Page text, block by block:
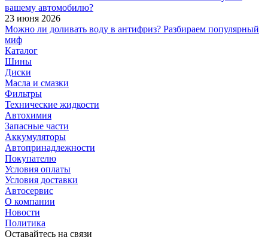
вашему автомобилю?
23 июня 2026
Можно ли доливать воду в антифриз? Разбираем популярный
миф
Каталог
Шины
Диски
Масла и смазки
Фильтры
Технические жидкости
Автохимия
Запасные части
Аккумуляторы
Автопринадлежности
Покупателю
Условия оплаты
Условия доставки
Автосервис
О компании
Новости
Политика
Оставайтесь на связи